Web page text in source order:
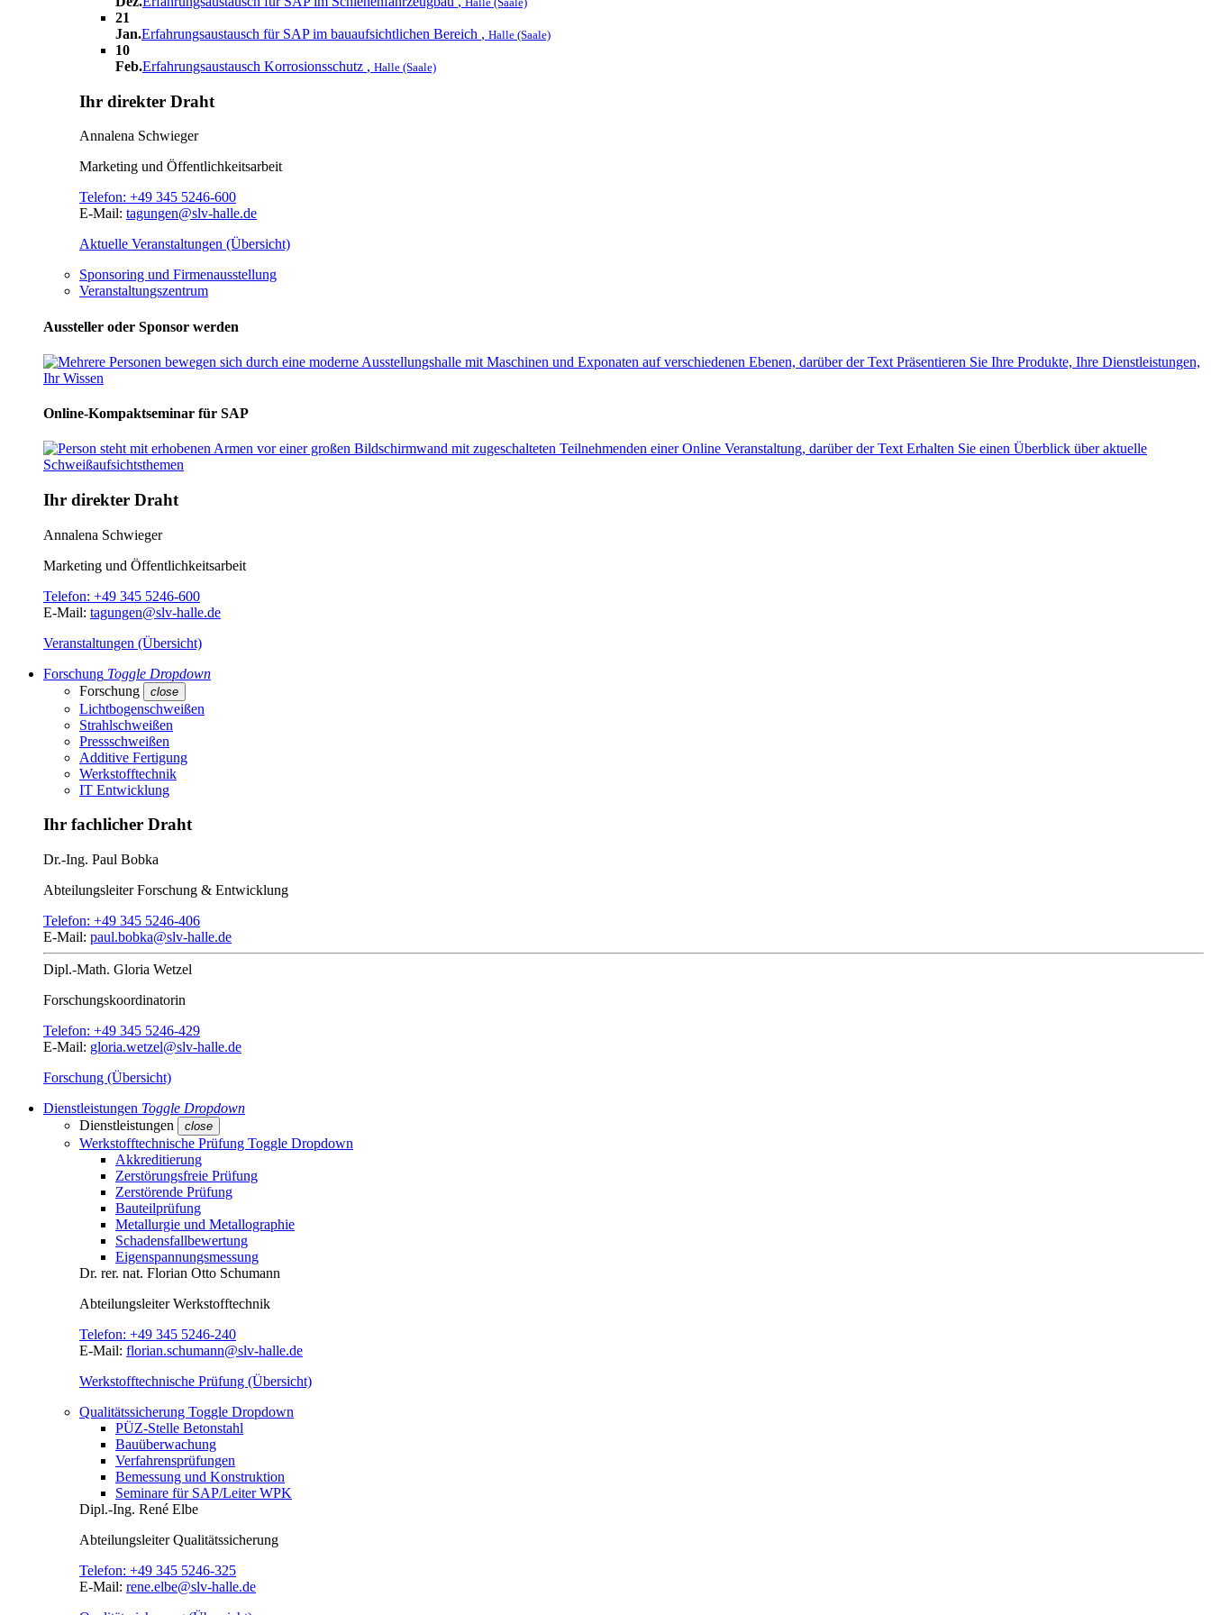
21
Jan.Erfahrungsaustausch für SAP im bauaufsichtlichen Bereich , Halle (Saale)
10
Feb.Erfahrungsaustausch Korrosionsschutz , Halle (Saale)
Ihr direkter Draht
Annalena Schwieger
Marketing und Öffentlichkeitsarbeit
Telefon: +49 345 5246-600
E-Mail: tagungen@slv-halle.de
Aktuelle Veranstaltungen (Übersicht)
Sponsoring und Firmenausstellung
Veranstaltungszentrum
Aussteller oder Sponsor werden
Online-Kompaktseminar für SAP
Ihr direkter Draht
Annalena Schwieger
Marketing und Öffentlichkeitsarbeit
Telefon: +49 345 5246-600
E-Mail: tagungen@slv-halle.de
Veranstaltungen (Übersicht)
Forschung Toggle Dropdown
Forschung
close
Lichtbogenschweißen
Strahlschweißen
Pressschweißen
Additive Fertigung
Werkstofftechnik
IT Entwicklung
Ihr fachlicher Draht
Dr.-Ing. Paul Bobka
AbteilungsleiterForschung & Entwicklung
Telefon: +49 345 5246-406
E-Mail: paul.bobka@slv-halle.de
Dipl.-Math. Gloria Wetzel
Forschungs­koordinatorin
Telefon: +49 345 5246-429
E-Mail: gloria.wetzel@slv-halle.de
Forschung (Übersicht)
Dienstleistungen Toggle Dropdown
Dienstleistungen
close
Werkstofftechnische Prüfung Toggle Dropdown
Akkreditierung
Zerstörungsfreie Prüfung
Zerstörende Prüfung
Bauteilprüfung
Metallurgie und Metallographie
Schadensfallbewertung
Eigenspannungsmessung
Dr. rer. nat. Florian Otto Schumann
AbteilungsleiterWerkstofftechnik
Telefon: +49 345 5246-240
E-Mail: florian.schumann@slv-halle.de
Werkstofftechnische Prüfung (Übersicht)
Qualitätssicherung Toggle Dropdown
PÜZ-Stelle Betonstahl
Bauüberwachung
Verfahrensprüfungen
Bemessung und Konstruktion
Seminare für SAP/Leiter WPK
Dipl.-Ing. René Elbe
AbteilungsleiterQualitätssicherung
Telefon: +49 345 5246-325
E-Mail: rene.elbe@slv-halle.de